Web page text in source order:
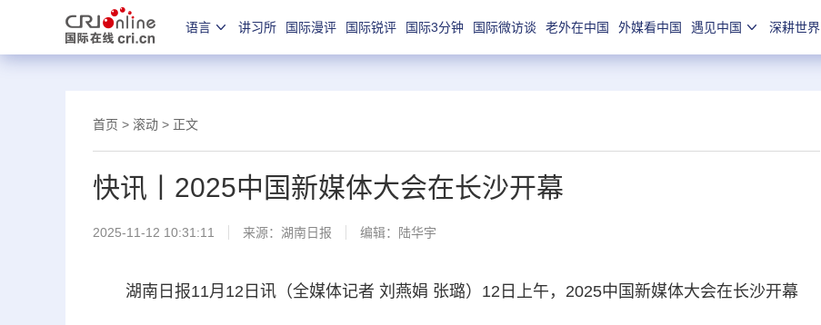
语言 讲习所 国际漫评 国际锐评 国际3分钟 国际微访谈 老外在中国 外媒看中国 遇见中国 深耕世界
首页 > 滚动 > 正文
快讯丨2025中国新媒体大会在长沙开幕
2025-11-12 10:31:11 来源： 湖南日报 编辑：陆华宇
湖南日报11月12日讯（全媒体记者 刘燕娟 张璐）12日上午，2025中国新媒体大会在长沙开幕